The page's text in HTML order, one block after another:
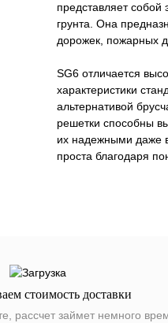
представляет собой
грунта. Она
дорожек, пожарных
SG6 отличается
характеристики
альтернативой
решетки способны
их надежными даже
проста благодаря
стоимость доставки
рассчет займет немного